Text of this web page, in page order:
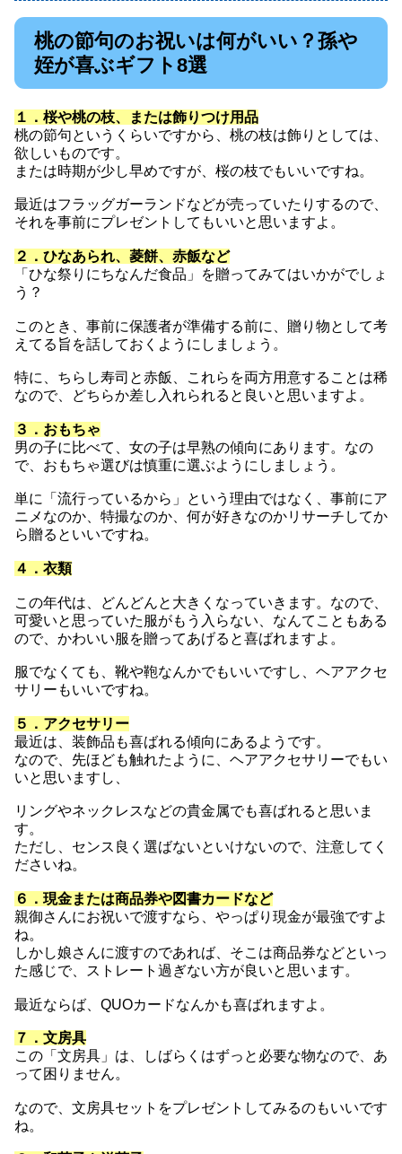
桃の節句のお祝いは何がいい？孫や
姪が喜ぶギフト8選
１．桜や桃の枝、または飾りつけ用品
桃の節句というくらいですから、桃の枝は飾りとしては、
欲しいものです。
または時期が少し早めですが、桜の枝でもいいですね。
最近はフラッグガーランドなどが売っていたりするので、
それを事前にプレゼントしてもいいと思いますよ。
２．ひなあられ、菱餅、赤飯など
「ひな祭りにちなんだ食品」を贈ってみてはいかがでしょ
う？
このとき、事前に保護者が準備する前に、贈り物として考
えてる旨を話しておくようにしましょう。
特に、ちらし寿司と赤飯、これらを両方用意することは稀
なので、どちらか差し入れられると良いと思いますよ。
３．おもちゃ
男の子に比べて、女の子は早熟の傾向にあります。なの
で、おもちゃ選びは慎重に選ぶようにしましょう。
単に「流行っているから」という理由ではなく、事前にア
ニメなのか、特撮なのか、何が好きなのかリサーチしてか
ら贈るといいですね。
４．衣類
この年代は、どんどんと大きくなっていきます。なので、
可愛いと思っていた服がもう入らない、なんてこともある
ので、かわいい服を贈ってあげると喜ばれますよ。
服でなくても、靴や鞄なんかでもいいですし、ヘアアクセ
サリーもいいですね。
５．アクセサリー
最近は、装飾品も喜ばれる傾向にあるようです。
なので、先ほども触れたように、ヘアアクセサリーでもい
いと思いますし、
リングやネックレスなどの貴金属でも喜ばれると思いま
す。
ただし、センス良く選ばないといけないので、注意してく
ださいね。
６．現金または商品券や図書カードなど
親御さんにお祝いで渡すなら、やっぱり現金が最強ですよ
ね。
しかし娘さんに渡すのであれば、そこは商品券などといっ
た感じで、ストレート過ぎない方が良いと思います。
最近ならば、QUOカードなんかも喜ばれますよ。
７．文房具
この「文房具」は、しばらくはずっと必要な物なので、あ
って困りません。
なので、文房具セットをプレゼントしてみるのもいいです
ね。